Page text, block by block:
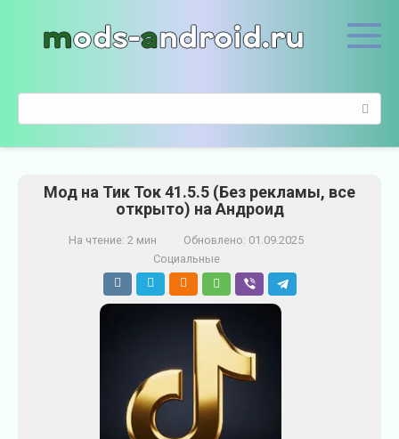
о
Мод на Тик Ток 41.5.5 (Без рекламы, все
открыто) на Андроид
На чтение: 2 мин Обновлено: 01.09.2025
Социальные